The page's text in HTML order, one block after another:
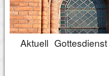
Aktuell Gottesdienst